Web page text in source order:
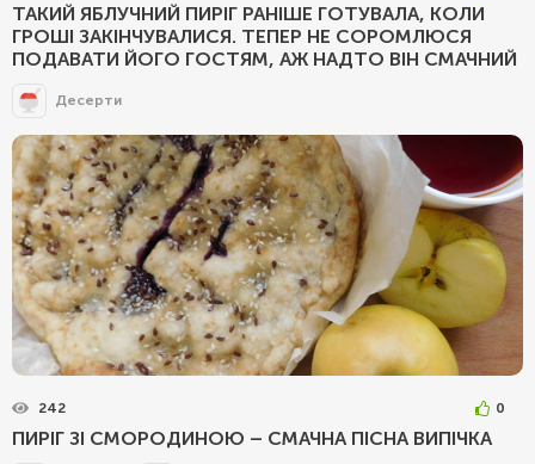
ТАКИЙ ЯБЛУЧНИЙ ПИРІГ РАНІШЕ ГОТУВАЛА, КОЛИ
ГРОШІ ЗАКІНЧУВАЛИСЯ. ТЕПЕР НЕ СОРОМЛЮСЯ
ПОДАВАТИ ЙОГО ГОСТЯМ, АЖ НАДТО ВІН СМАЧНИЙ
Десерти
242 0
ПИРІГ ЗІ СМОРОДИНОЮ – СМАЧНА ПІСНА ВИПІЧКА